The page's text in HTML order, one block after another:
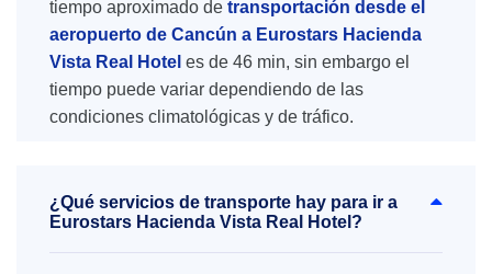
tiempo aproximado de transportación desde el
aeropuerto de Cancún a Eurostars Hacienda
Vista Real Hotel es de 46 min, sin embargo el
tiempo puede variar dependiendo de las
condiciones climatológicas y de tráfico.
¿Qué servicios de transporte hay para ir a
Eurostars Hacienda Vista Real Hotel?